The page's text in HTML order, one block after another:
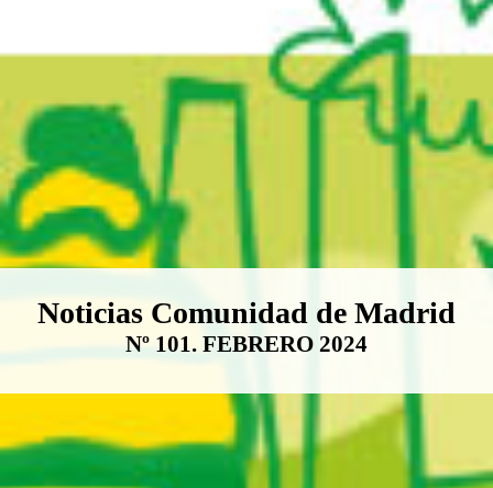
Boletín Noticias Comunidad de
Noticias Comunidad de Madrid
Nº 101. FEBRERO 2024